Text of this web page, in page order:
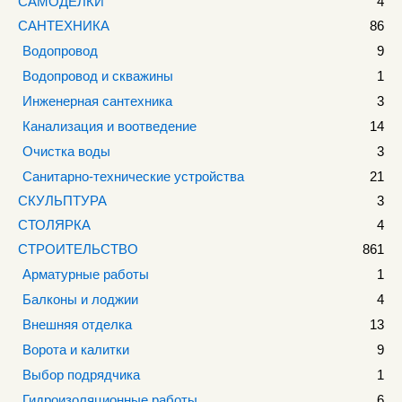
САНТЕХНИКА
86
Водопровод
9
Водопровод и скважины
1
Инженерная сантехника
3
Канализация и воотведение
14
Очистка воды
3
Санитарно-технические устройства
21
СКУЛЬПТУРА
3
СТОЛЯРКА
4
СТРОИТЕЛЬСТВО
861
Арматурные работы
1
Балконы и лоджии
4
Внешняя отделка
13
Ворота и калитки
9
Выбор подрядчика
1